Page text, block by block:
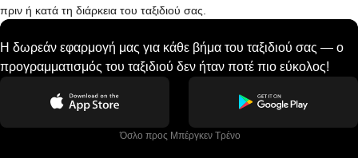
πριν ή κατά τη διάρκεια του ταξιδιού σας.
Η δωρεάν εφαρμογή μας για κάθε βήμα του ταξιδιού σας — ο
προγραμματισμός του ταξιδιού δεν ήταν ποτέ πιο εύκολος!
Όσλο προς Μπέργκεν Tρένο